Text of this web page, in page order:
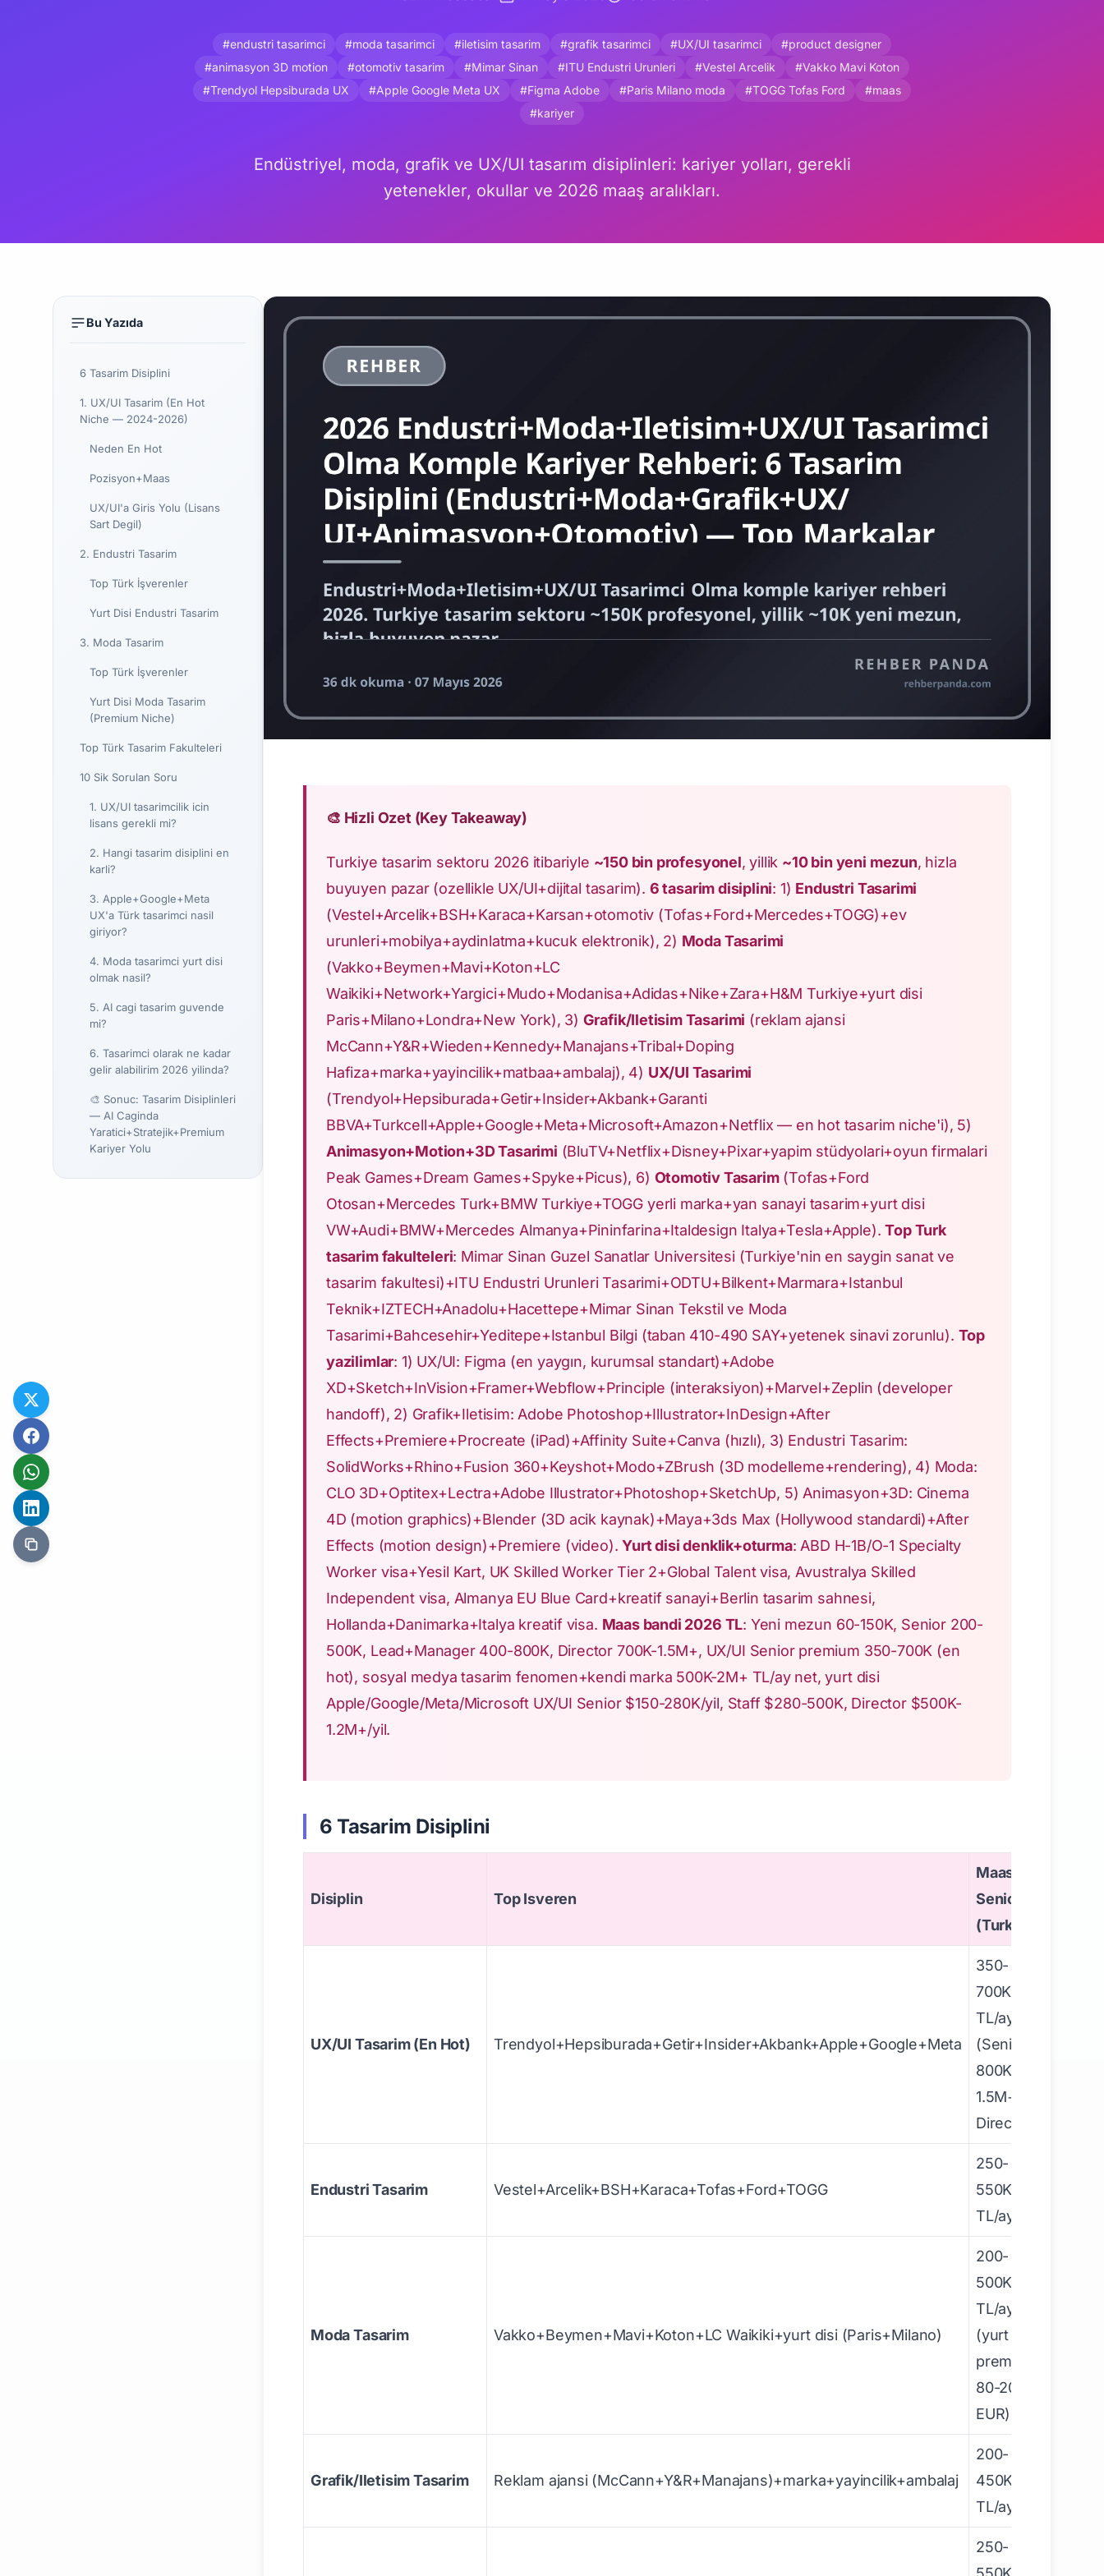
#endustri tasarimci #moda tasarimci #iletisim tasarim #grafik tasarimci #UX/UI tasarimci
#product designer
#animasyon 3D motion
#otomotiv tasarim #Mimar Sinan #ITU Endustri Urunleri #Vestel Arcelik
#Vakko Mavi Koton
#Trendyol Hepsiburada UX
#Apple Google Meta UX #Figma Adobe #Paris Milano moda #TOGG Tofas Ford
#maas
#kariyer
Endüstriyel, moda, grafik ve UX/UI tasarım disiplinleri: kariyer yolları, gerekli
yetenekler, okullar ve 2026 maaş aralıkları.
Bu Yazıda
6 Tasarim Disiplini
1. UX/UI Tasarim (En Hot
Niche — 2024-2026)
Neden En Hot
Pozisyon+Maas
UX/UI'a Giris Yolu (Lisans
Sart Degil)
2. Endustri Tasarim
Top Türk İşverenler
Yurt Disi Endustri Tasarim
3. Moda Tasarim
Top Türk İşverenler
Yurt Disi Moda Tasarim
(Premium Niche)
Top Türk Tasarim Fakulteleri
10 Sik Sorulan Soru
1. UX/UI tasarimcilik icin
lisans gerekli mi?
2. Hangi tasarim disiplini en
karli?
3. Apple+Google+Meta
UX'a Türk tasarimci nasil
giriyor?
4. Moda tasarimci yurt disi
olmak nasil?
5. AI cagi tasarim guvende
mi?
6. Tasarimci olarak ne kadar
gelir alabilirim 2026 yilinda?
🎨 Sonuc: Tasarim Disiplinleri
— AI Caginda
Yaratici+Stratejik+Premium
Kariyer Yolu
🎨 Hizli Ozet (Key Takeaway)
Turkiye tasarim sektoru 2026 itibariyle ~150 bin profesyonel, yillik ~10 bin yeni mezun, hizla
buyuyen pazar (ozellikle UX/UI+dijital tasarim). 6 tasarim disiplini: 1) Endustri Tasarimi
(Vestel+Arcelik+BSH+Karaca+Karsan+otomotiv (Tofas+Ford+Mercedes+TOGG)+ev
urunleri+mobilya+aydinlatma+kucuk elektronik), 2) Moda Tasarimi
(Vakko+Beymen+Mavi+Koton+LC
Waikiki+Network+Yargici+Mudo+Modanisa+Adidas+Nike+Zara+H&M Turkiye+yurt disi
Paris+Milano+Londra+New York), 3) Grafik/Iletisim Tasarimi (reklam ajansi
McCann+Y&R+Wieden+Kennedy+Manajans+Tribal+Doping
Hafiza+marka+yayincilik+matbaa+ambalaj), 4) UX/UI Tasarimi
(Trendyol+Hepsiburada+Getir+Insider+Akbank+Garanti
BBVA+Turkcell+Apple+Google+Meta+Microsoft+Amazon+Netflix — en hot tasarim niche'i), 5)
Animasyon+Motion+3D Tasarimi (BluTV+Netflix+Disney+Pixar+yapim stüdyolari+oyun firmalari
Peak Games+Dream Games+Spyke+Picus), 6) Otomotiv Tasarim(Tofas+Ford
Otosan+Mercedes Turk+BMW Turkiye+TOGG yerli marka+yan sanayi tasarim+yurt disi
VW+Audi+BMW+Mercedes Almanya+Pininfarina+Italdesign Italya+Tesla+Apple).Top Turk
tasarim fakulteleri: Mimar Sinan Guzel Sanatlar Universitesi (Turkiye'nin en saygin sanat ve
tasarim fakultesi)+ITU Endustri Urunleri Tasarimi+ODTU+Bilkent+Marmara+Istanbul
Teknik+IZTECH+Anadolu+Hacettepe+Mimar Sinan Tekstil ve Moda
Tasarimi+Bahcesehir+Yeditepe+Istanbul Bilgi (taban 410-490 SAY+yetenek sinavi zorunlu). Top
yazilimlar: 1) UX/UI: Figma (en yaygın, kurumsal standart)+Adobe
XD+Sketch+InVision+Framer+Webflow+Principle (interaksiyon)+Marvel+Zeplin (developer
handoff), 2) Grafik+Iletisim: Adobe Photoshop+Illustrator+InDesign+After
Effects+Premiere+Procreate (iPad)+Affinity Suite+Canva (hızlı), 3) Endustri Tasarim:
SolidWorks+Rhino+Fusion 360+Keyshot+Modo+ZBrush (3D modelleme+rendering), 4) Moda:
CLO 3D+Optitex+Lectra+Adobe Illustrator+Photoshop+SketchUp, 5) Animasyon+3D: Cinema
4D (motion graphics)+Blender (3D acik kaynak)+Maya+3ds Max (Hollywood standardi)+After
Effects (motion design)+Premiere (video).Yurt disi denklik+oturma: ABD H-1B/O-1 Specialty
Worker visa+Yesil Kart, UK Skilled Worker Tier 2+Global Talent visa, Avustralya Skilled
Independent visa, Almanya EU Blue Card+kreatif sanayi+Berlin tasarim sahnesi,
Hollanda+Danimarka+Italya kreatif visa. Maas bandi 2026 TL: Yeni mezun 60-150K, Senior 200-
500K, Lead+Manager 400-800K, Director 700K-1.5M+, UX/UI Senior premium 350-700K (en
hot), sosyal medya tasarim fenomen+kendi marka 500K-2M+ TL/ay net, yurt disi
Apple/Google/Meta/Microsoft UX/UI Senior $150-280K/yil, Staff $280-500K, Director $500K-
1.2M+/yil.
6 Tasarim Disiplini
Disiplin Top Isveren
Maas
Senior
(Turkiye)
UX/UI Tasarim (En Hot) Trendyol+Hepsiburada+Getir+Insider+Akbank+Apple+Google+Meta
350-
700K
TL/ay
(Senior),
800K-
1.5M+
Director
Endustri Tasarim Vestel+Arcelik+BSH+Karaca+Tofas+Ford+TOGG
250-
550K
TL/ay
Moda Tasarim Vakko+Beymen+Mavi+Koton+LC Waikiki+yurt disi (Paris+Milano)
200-
500K
TL/ay
(yurt disi
premium
80-200K
EUR)
Grafik/Iletisim Tasarim Reklam ajansi (McCann+Y&R+Manajans)+marka+yayincilik+ambalaj
200-
450K
TL/ay
250-